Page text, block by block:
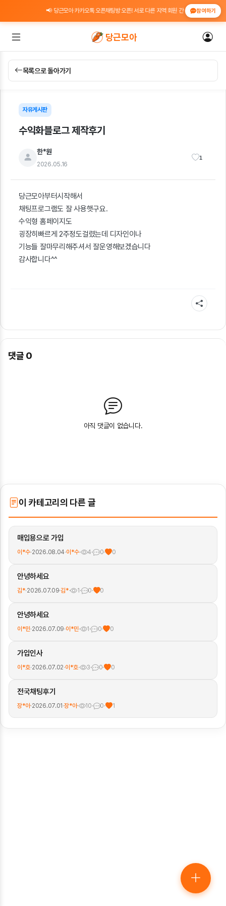
📢 당근모아 카카오톡 오픈채팅방 오픈! 서로 다른 지역 회원 간 위치 인증 도움 ·
참여하기
당근모아
목록으로 돌아가기
자유게시판
수익화블로그 제작후기
한*원
2026.05.16
1
당근모아부터시작해서
채팅프로그램도 잘 사용햇구요.
수익형 홈페이지도
굉장히빠르게 2주정도걸렸는데 디자인이나
기능들 잘마무리해주셔서 잘운영해보겠습니다
감사합니다^^
댓글 0
아직 댓글이 없습니다.
이 카테고리의 다른 글
매입용으로 가입
이*수·2026.08.04·이*수· 4· 0· 0
안녕하세요
김*·2026.07.09·김*· 1· 0· 0
안녕하세요
이*민·2026.07.09·이*민· 1· 0· 0
가입인사
이*호·2026.07.02·이*호· 3· 0· 0
전국채팅후기
장*아·2026.07.01·장*아· 10· 0· 1